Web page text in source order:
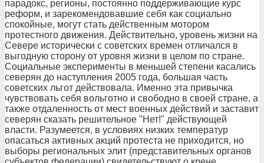
парадокс, регионы, постоянно поддерживающие курс
реформ, и зарекомендовавшие себя как социально
спокойные, могут стать действенным мотором
протестного движения. Действительно, уровень жизни на
Севере исторически с советских времен отличался в
выгодную сторону от уровня жизни в целом по стране.
Социальные эксперименты в меньшей степени касались
северян до наступления 2005 года, большая часть
советских льгот действовала. Именно эта привычка
чувствовать себя вольготно и свободно в своей стране, а
также отдаленность от мест военных действий и заставит
северян сказать решительное "Нет!" действующей
власти. Разумеется, в условиях низких температур
опасаться активных акций протеста не приходится, но
выборы региональных элит (представительных органов